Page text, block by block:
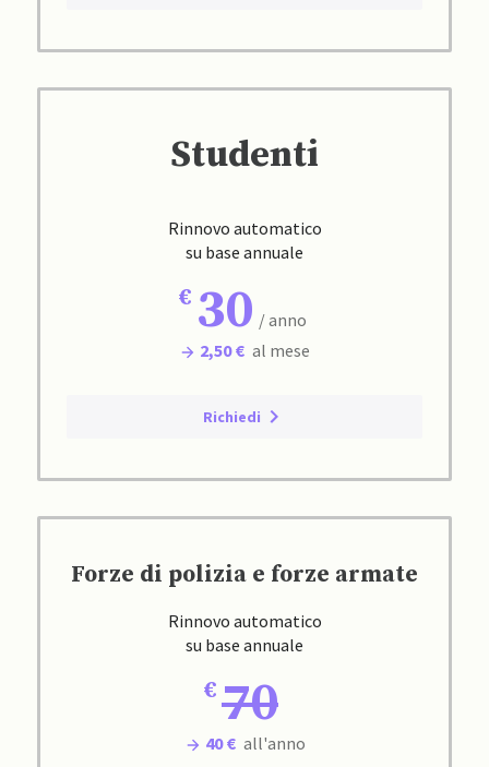
Studenti
Rinnovo automatico
su base annuale
30 / anno
2,50 € al mese
Richiedi
Forze di polizia e forze armate
Rinnovo automatico
su base annuale
70
40 € all'anno